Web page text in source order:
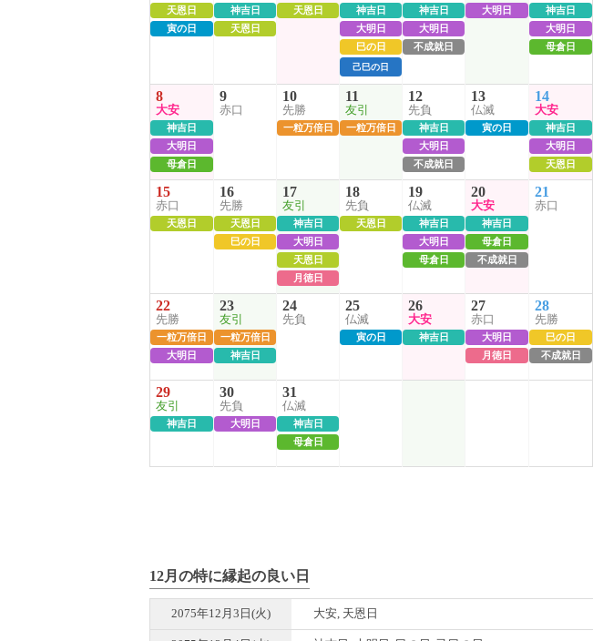
天恩日
寅の日
神吉日
天恩日
天恩日
神吉日
大明日
巳の日
己巳の日
神吉日
大明日
不成就日
大明日
神吉日
大明日
母倉日
8
大安
神吉日
大明日
母倉日
9
赤口
10
先勝
一粒万倍日
11
友引
一粒万倍日
12
先負
神吉日
大明日
不成就日
13
仏滅
寅の日
14
大安
神吉日
大明日
天恩日
15
赤口
天恩日
16
先勝
天恩日
巳の日
17
友引
神吉日
大明日
天恩日
月徳日
18
先負
天恩日
19
仏滅
神吉日
大明日
母倉日
20
大安
神吉日
母倉日
不成就日
21
赤口
22
先勝
一粒万倍日
大明日
23
友引
一粒万倍日
神吉日
24
先負
25
仏滅
寅の日
26
大安
神吉日
27
赤口
大明日
月徳日
28
先勝
巳の日
不成就日
29
友引
神吉日
30
先負
大明日
31
仏滅
神吉日
母倉日
12月の特に縁起の良い日
2075年12月3日(火) 大安, 天恩日